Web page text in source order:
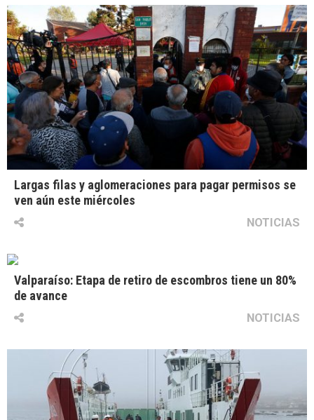
Largas filas y aglomeraciones para pagar permisos se
ven aún este miércoles
NOTICIAS
Valparaíso: Etapa de retiro de escombros tiene un 80%
de avance
NOTICIAS